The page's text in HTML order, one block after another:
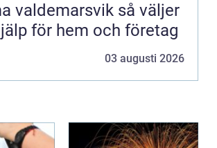
så väljer
för hem och företag
03 augusti 2026